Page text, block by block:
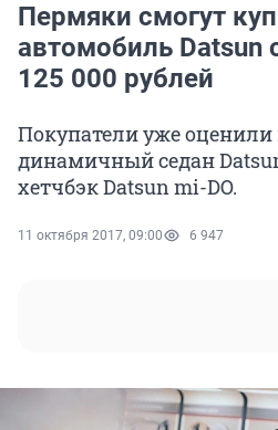
Пермяки смогут
автомобиль Datsun
125 000 рублей
Покупатели уже оценили
динамичный седан
хетчбэк Datsun mi-DO.
11 октября 2017, 09:00 6 947